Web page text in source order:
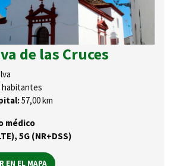
de las Cruces
habitantes
57,00 km
médico
5G (NR+DSS)
EN EL MAPA